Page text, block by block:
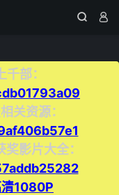
 
部：
关资源：
影片大全：
清1080P